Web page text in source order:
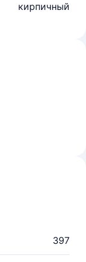
кирпичный
397